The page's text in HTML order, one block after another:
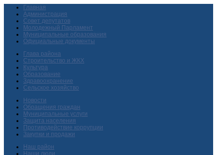
Главная
Администрация
Совет депутатов
Молодежный Парламент
Муниципальные образования
Официальные документы
Глава района
Строительство и ЖКХ
Культура
Образование
Здравоохранение
Сельское хозяйство
Новости
Обращения граждан
Муниципальные услуги
Защита населения
Противодействие коррупции
Закупки и продажи
Наш район
Наши люди